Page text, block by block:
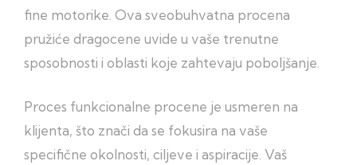
fine motorike. Ova sveobuhvatna procena
pružiće dragocene uvide u vaše trenutne
sposobnosti i oblasti koje zahtevaju poboljšanje.
Proces funkcionalne procene je usmeren na
klijenta, što znači da se fokusira na vaše
specifične okolnosti, ciljeve i aspiracije. Vaš